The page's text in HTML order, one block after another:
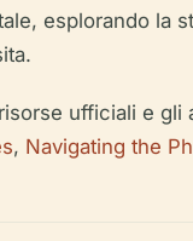
esplorando la
ufficiali e gli
, Navigating the